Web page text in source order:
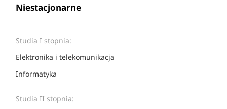
Niestacjonarne
Studia I stopnia:
Elektronika i telekomunikacja
Informatyka
Studia II stopnia: